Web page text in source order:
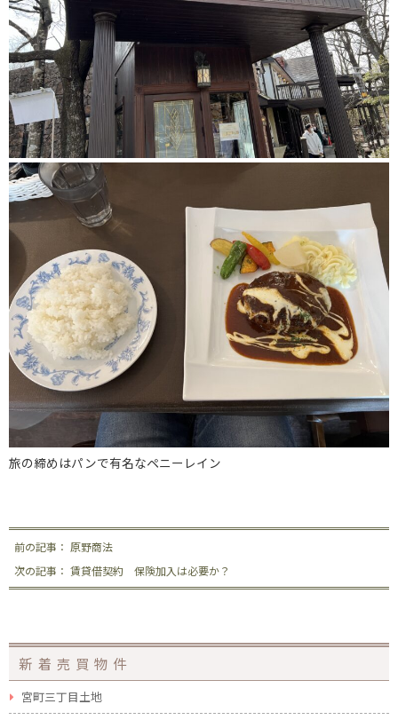
旅の締めはパンで有名なペニーレイン
前の記事： 原野商法
次の記事： 賃貸借契約 保険加入は必要か？
新着売買物件
宮町三丁目土地